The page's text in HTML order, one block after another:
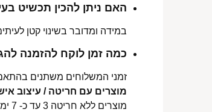
האם ניתן להכין תכשיט
במידה ומדובר בשינוי קטן
כמה זמן לוקח להזמנה
זמני המשלוחים משתנים
מוצרים עם חריטה / עיצוב אישי בין 7- 14 ימי עסקים
מוצרים ללא חריטה 3 עד כ- 7 ימי עסקים לכל הארץ.